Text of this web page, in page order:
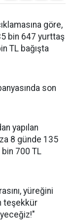
göre,
bin 647 yurttaş
TL bağışta
son
yapılan
8 günde 135
bin 700 TL
yüreğini
teşekkür